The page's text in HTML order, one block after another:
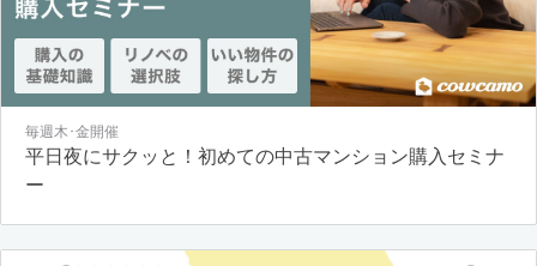
毎週木･金開催
平日夜にサクッと！初めての中古マンション購入セミナ
ー